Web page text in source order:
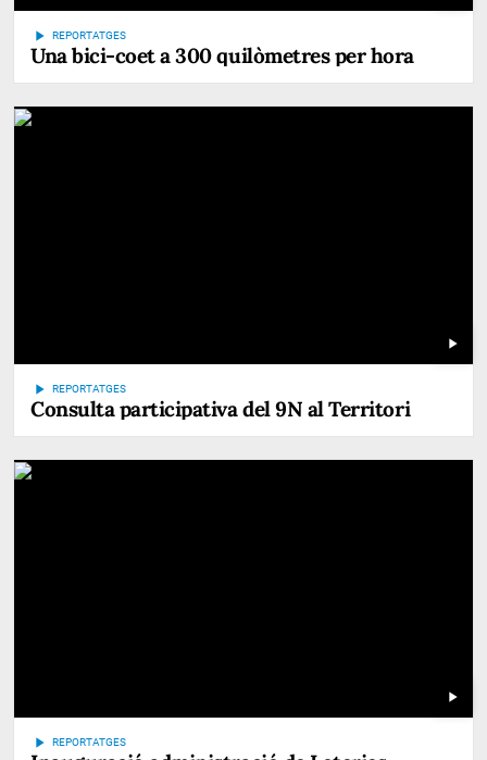
play_arrow REPORTATGES
Una bici-coet a 300 quilòmetres per hora
play_arrow
play_arrow REPORTATGES
Consulta participativa del 9N al Territori
play_arrow
play_arrow REPORTATGES